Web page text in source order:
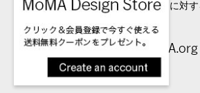
カスタマーハラスメントに対
Visit MoMA.org